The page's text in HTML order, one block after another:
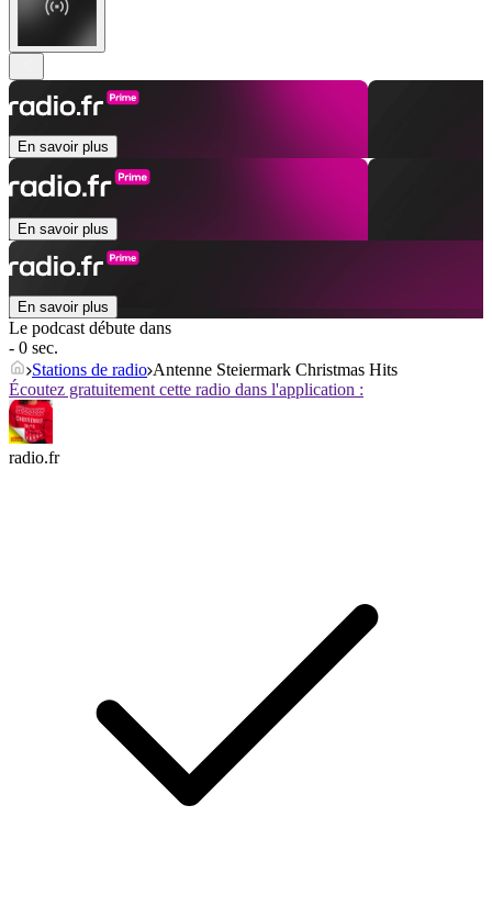
En savoir plus
En savoir plus
En savoir plus
Le podcast débute dans
- 0 sec.
Stations de radio Antenne Steiermark Christmas Hits
Écoutez gratuitement cette radio dans l'application :
radio.fr